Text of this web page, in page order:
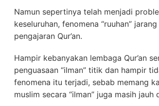
Namun sepertinya telah menjadi
keseluruhan, fenomena “ruuhan”
pengajaran Qur’an.
Hampir kebanyakan lembaga Qur’an
penguasaan “ilman” titik dan hampir
fenomena itu terjadi, sebab memang
muslim secara “ilman” juga masih jauh